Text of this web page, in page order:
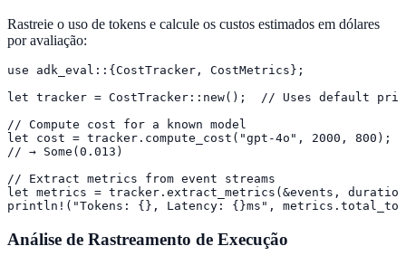
Rastreie o uso de tokens e calcule os custos estimados em dólares
por avaliação:
use adk_eval::{CostTracker, CostMetrics};
let tracker = CostTracker::new();  // Uses default
// Compute cost for a known model
let cost = tracker.compute_cost("gpt-4o", 2000, 800);
// → Some(0.013)
// Extract metrics from event streams
let metrics = tracker.extract_metrics(&events,
println!("Tokens: {}, Latency: {}ms",
Análise de Rastreamento de Execução